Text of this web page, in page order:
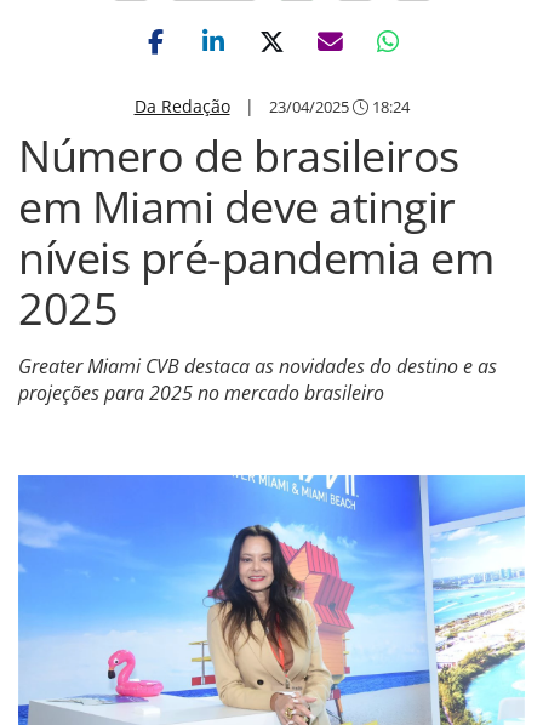
Da Redação| 23/04/2025 18:24
Número de brasileiros
em Miami deve atingir
níveis pré-pandemia em
2025
Greater Miami CVB destaca as novidades do destino e as
projeções para 2025 no mercado brasileiro